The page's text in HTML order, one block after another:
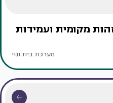
מקומית ועמידות
מערכת בית ונוי